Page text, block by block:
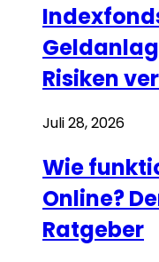
Risiken
Juli 28, 2026
Wie
Online?
Ratgeber